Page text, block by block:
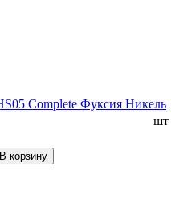
Complete Фуксия Никель
шт
В корзину